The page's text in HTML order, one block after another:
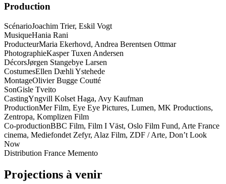
Production
ScénarioJoachim Trier, Eskil Vogt
MusiqueHania Rani
ProducteurMaria Ekerhovd, Andrea Berentsen Ottmar
PhotographieKasper Tuxen Andersen
DécorsJørgen Stangebye Larsen
CostumesEllen Dæhli Ystehede
MontageOlivier Bugge Coutté
SonGisle Tveito
CastingYngvill Kolset Haga, Avy Kaufman
ProductionMer Film, Eye Eye Pictures, Lumen, MK Productions,
Zentropa, Komplizen Film
Co-productionBBC Film, Film I Väst, Oslo Film Fund, Arte France
cinema, Mediefondet Zefyr, Alaz Film, ZDF / Arte, Don’t Look
Now
Distribution France Memento
Projections à venir